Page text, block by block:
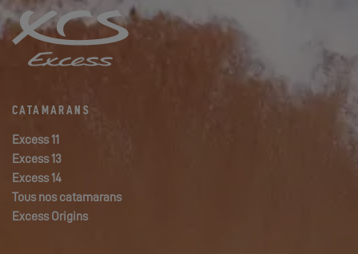
CATAMARANS
Excess 11
Excess 13
Excess 14
Tous nos catamarans
Excess Origins